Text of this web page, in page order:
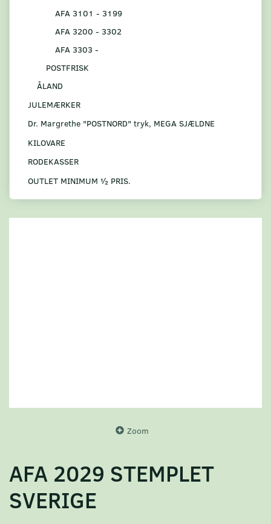
AFA 3101 - 3199
AFA 3200 - 3302
AFA 3303 -
POSTFRISK
ÅLAND
JULEMÆRKER
Dr. Margrethe "POSTNORD" tryk, MEGA SJÆLDNE
KILOVARE
RODEKASSER
OUTLET MINIMUM ½ PRIS.
Zoom
AFA 2029 STEMPLET
SVERIGE